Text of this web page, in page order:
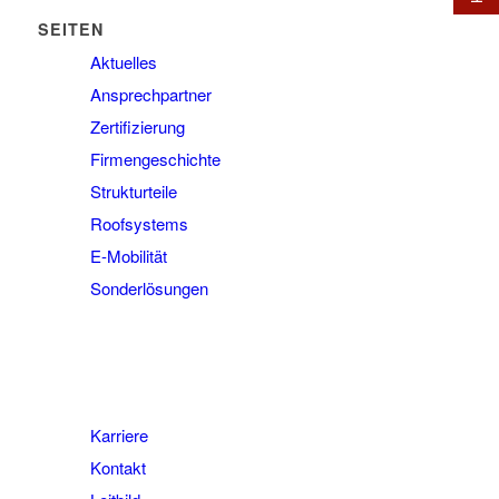
SEITEN
Aktuelles
Ansprechpartner
Zertifizierung
Firmengeschichte
Strukturteile
Roofsystems
E-Mobilität
Sonderlösungen
Karriere
Kontakt